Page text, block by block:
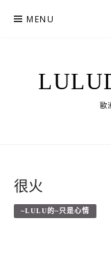
MENU
歐
很火
~LULU的~只是心情